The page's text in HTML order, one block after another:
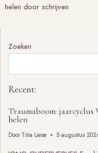
helen door schrijven
Zoeken
Recent:
Traumaboom:
helen
Door Titia Liese 5 augustus